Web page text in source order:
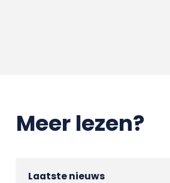
Meer lezen?
Laatste nieuws